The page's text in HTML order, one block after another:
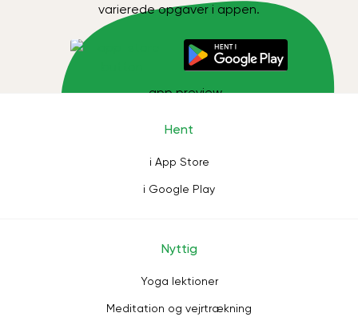
varierede opgaver i appen.
Hent
i App Store
i Google Play
Nyttig
Yoga lektioner
Meditation og vejrtrækning